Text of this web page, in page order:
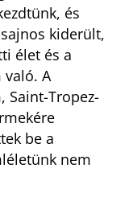
és
kiderült,
élet és a
való. A
Saint-Tropez-
be a
nem